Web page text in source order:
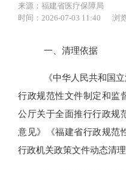
来源：福建省医疗保障局
时间：2026-07-03 11:40
浏
一、清理依据
《中华人民共和国
行政规范性文件制定和监
公厅关于全面推行行政规
意见》《福建省行政规范
行政机关政策文件动态清理